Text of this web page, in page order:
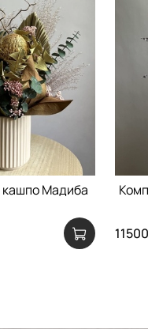
кашпо Мадиба